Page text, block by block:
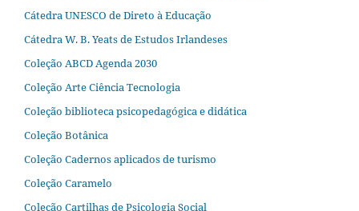
Cátedra UNESCO de Direto à Educação
Cátedra W. B. Yeats de Estudos Irlandeses
Coleção ABCD Agenda 2030
Coleção Arte Ciência Tecnologia
Coleção biblioteca psicopedagógica e didática
Coleção Botânica
Coleção Cadernos aplicados de turismo
Coleção Caramelo
Coleção Cartilhas de Psicologia Social